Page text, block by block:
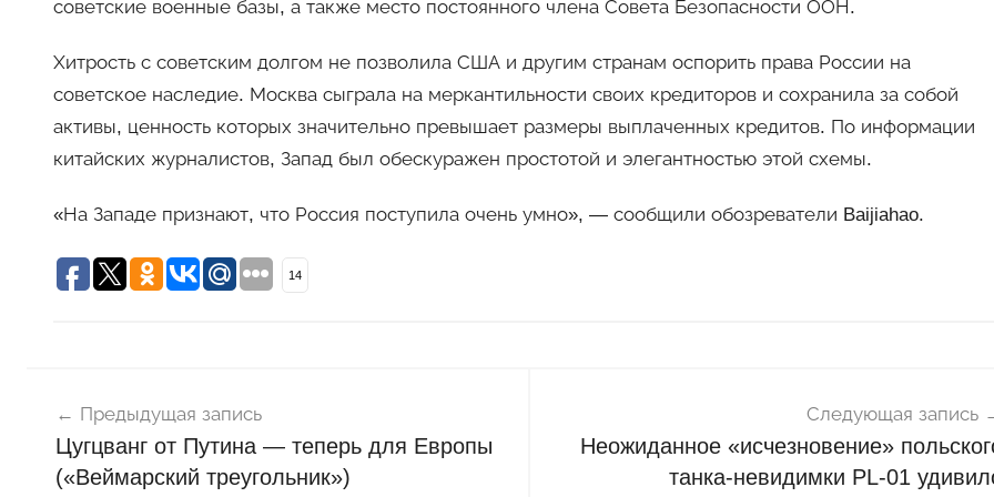
советские военные базы, а также место постоянного члена Совета Безопасности ООН.
Хитрость с советским долгом не позволила США и другим странам оспорить права России на
советское наследие. Москва сыграла на меркантильности своих кредиторов и сохранила за собой
активы, ценность которых значительно превышает размеры выплаченных кредитов. По информации
китайских журналистов, Запад был обескуражен простотой и элегантностью этой схемы.
«На Западе признают, что Россия поступила очень умно», — сообщили обозреватели Baijiahao.
14
о
в
о
по
записям
Предыдущая запись
Цугцванг от Путина — теперь для Европы
(«Веймарский треугольник»)
Следующая запись
Неожиданное «исчезновение»
танка-невидимки PL-01